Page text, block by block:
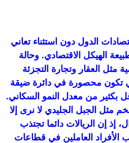
الدول دون استثناء تعاني
الهيكل الاقتصادي. وحالة
العقار وتجارة التجزئة
تكون محصورة في دائرة ضيقة
بكثير من معدل النمو السكاني.
مثل الجبل الجليدي لا نرى إلا
إذ إن الريالات دائما تجتذب
الأفراد العاملين في قطاعات